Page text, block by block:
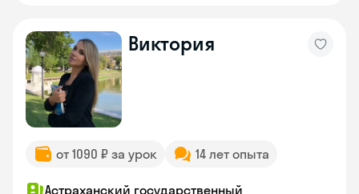
Виктория
от 1090 ₽ за урок 14 лет опыта
Астраханский государственный